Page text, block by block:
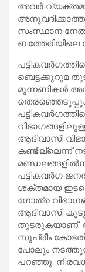
അവര്‍
സംസ്ഥാന
ബത്തേരിയിലെ
ബെട്ടക്കുറുമ
മുന്നണികള്‍
ആദിവാസി
കണ്ടില്ലെന്ന്
പട്ടികവര്‍ഗ
ശക്തമായ
ഗോത്ര
ആദിവാസി
തുടരുകയാണ്.
സുപ്രീം
പോലും
പറഞ്ഞു.